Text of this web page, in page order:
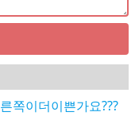
쪽이더이쁜가요???